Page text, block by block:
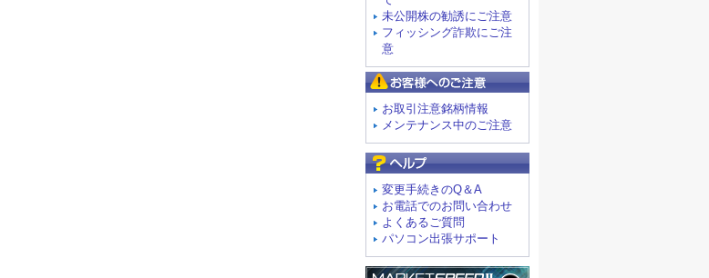
未公開株の勧誘にご注意
フィッシング詐欺にご注
意
お取引注意銘柄情報
メンテナンス中のご注意
変更手続きのQ＆A
お電話でのお問い合わせ
よくあるご質問
パソコン出張サポート